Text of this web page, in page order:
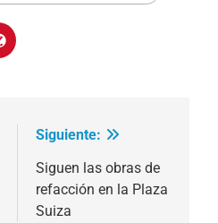
Siguiente:
Siguen las obras de
refacción en la Plaza
Suiza